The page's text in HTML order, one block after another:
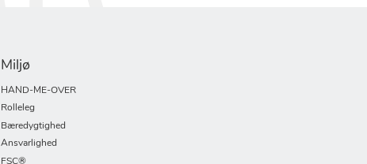
Miljø
HAND-ME-OVER
Rolleleg
Bæredygtighed
Ansvarlighed
FSC®